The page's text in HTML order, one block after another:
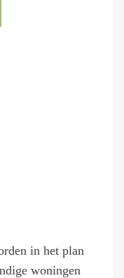
in het plan
woningen